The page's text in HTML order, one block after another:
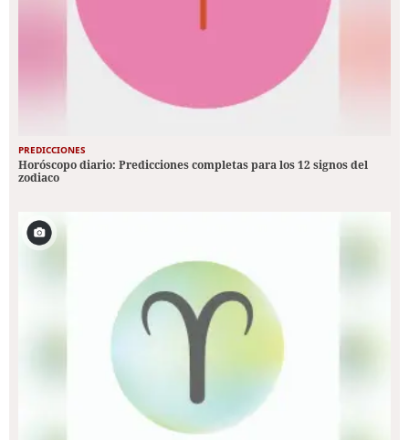
PREDICCIONES
Horóscopo diario: Predicciones completas para los 12 signos del
zodiaco